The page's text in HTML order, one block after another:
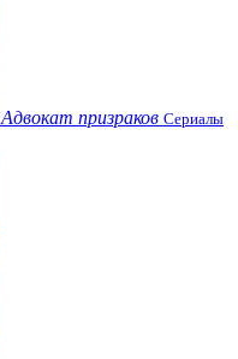
Адвокат призраков Сериалы